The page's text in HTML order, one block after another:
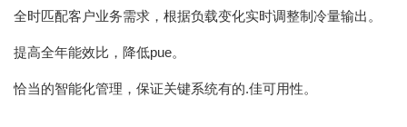
全时匹配客户业务需求，根据负载变化实时调整制冷量输出。
提高全年能效比，降低pue。
恰当的智能化管理，保证关键系统有的.佳可用性。